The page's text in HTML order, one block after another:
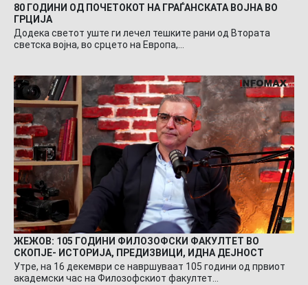
80 ГОДИНИ ОД ПОЧЕТОКОТ НА ГРАЃАНСКАТА ВОЈНА ВО
ГРЦИЈА
Додека светот уште ги лечел тешките рани од Втората
светска војна, во срцето на Европа,…
ЖЕЖОВ: 105 ГОДИНИ ФИЛОЗОФСКИ ФАКУЛТЕТ ВО
СКОПЈЕ- ИСТОРИЈА, ПРЕДИЗВИЦИ, ИДНА ДЕЈНОСТ
Утре, на 16 декември се навршуваат 105 години од првиот
академски час на Филозофскиот факултет…